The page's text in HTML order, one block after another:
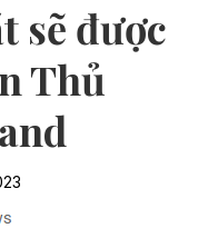
sẽ được
Thủ